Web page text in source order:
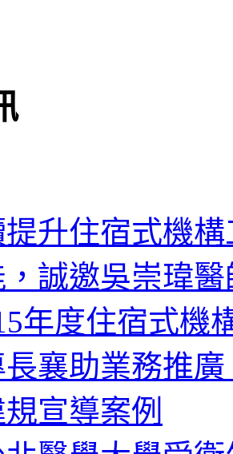
升住宿式機
誠邀吳崇瑋
年度住宿式機
襄助業務推廣
宣導案例